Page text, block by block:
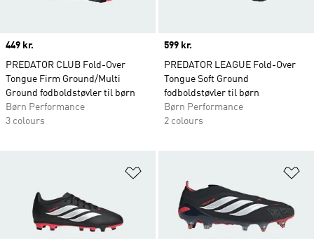
Price
449 kr.
PREDATOR CLUB Fold-Over
Tongue Firm Ground/Multi
Ground fodboldstøvler til børn
Børn Performance
3 colours
Price
599 kr.
PREDATOR LEAGUE Fold-Over
Tongue Soft Ground
fodboldstøvler til børn
Børn Performance
2 colours